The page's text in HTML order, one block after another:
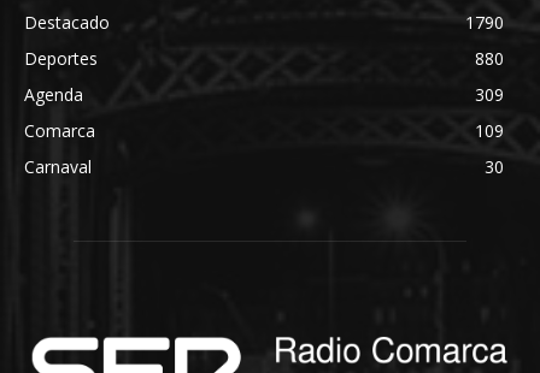
Destacado
1790
Deportes
880
Agenda
309
Comarca
109
Carnaval
30